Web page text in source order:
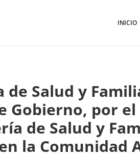
INICIO
de Salud y
Gobierno, por
de Salud y
la